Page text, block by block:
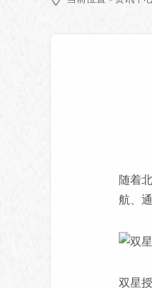
随着
航、
双星